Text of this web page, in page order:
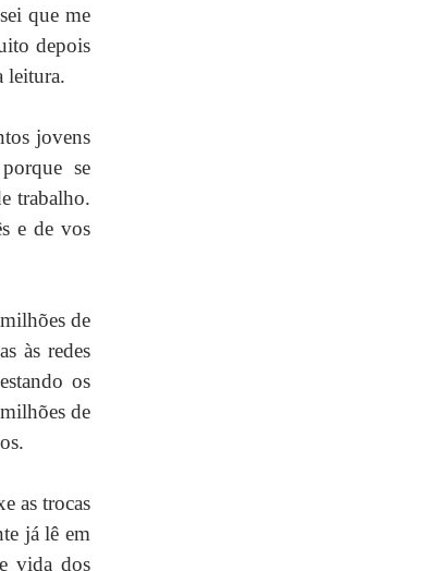
que me
depois
leitura.
jovens
se
trabalho.
e de vos
de
às redes
os
de
as trocas
já lê em
vida dos